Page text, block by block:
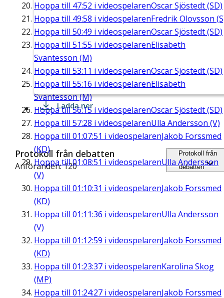
Hoppa till 47:52 i videospelarenOscar Sjöstedt (SD)
Hoppa till 49:58 i videospelarenFredrik Olovsson
Hoppa till 50:49 i videospelarenOscar Sjöstedt (SD)
Hoppa till 51:55 i videospelarenElisabeth
Svantesson (M)
Hoppa till 53:11 i videospelarenOscar Sjöstedt (SD)
Hoppa till 55:16 i videospelarenElisabeth
Svantesson (M)
Hoppa till56:15 i videospelarenOscar Sjöstedt (SD)
Hoppa till 57:28 i videospelarenUlla Andersson (V)
Hoppa till 01:07:51 i videospelarenJakob Forssmed
(KD)
Hoppa till01:08:51 i videospelarenUlla Andersson
(V)
Hoppa till 01:10:31 i videospelarenJakob Forssmed
(KD)
Hoppa till 01:11:36 i videospelarenUlla Andersson
(V)
Hoppa till 01:12:59 i videospelarenJakob Forssmed
(KD)
Hoppa till 01:23:37 i videospelarenKarolina Skog
(MP)
Hoppa till 01:24:27 i videospelarenJakob Forssmed
Ladda ner
Protokoll från debatten
Anföranden: 120
Protokoll från
debatten